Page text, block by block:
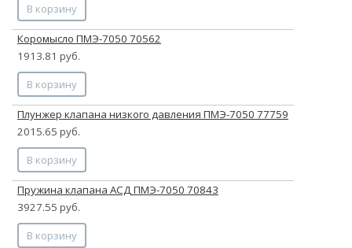
В корзину
Коромысло ПМЭ-7050 70562
1913.81 руб.
В корзину
Плунжер клапана низкого давления ПМЭ-7050 77759
2015.65 руб.
В корзину
Пружина клапана АСД ПМЭ-7050 70843
3927.55 руб.
В корзину